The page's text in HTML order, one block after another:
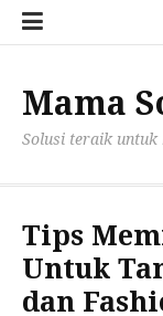
Lompat
Mama
Solusi teraik untuk
Tips
Untuk
dan